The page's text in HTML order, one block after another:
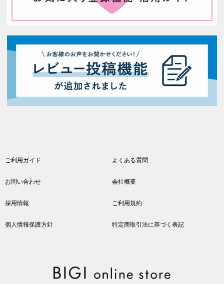
ご利用ガイド よくある質問
お問い合わせ 会社概要
採用情報 ご利用規約
個人情報保護方針 特定商取引法に基づく表記